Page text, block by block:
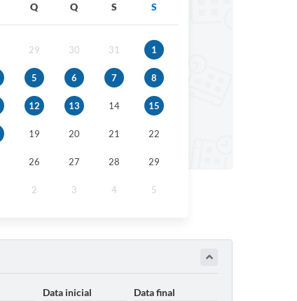
Q Q S S
29 30 31 1
5 6 7 8
12 13 14 15
19 20 21 22
26 27 28 29
2 3 4 5
Data inicial Data final